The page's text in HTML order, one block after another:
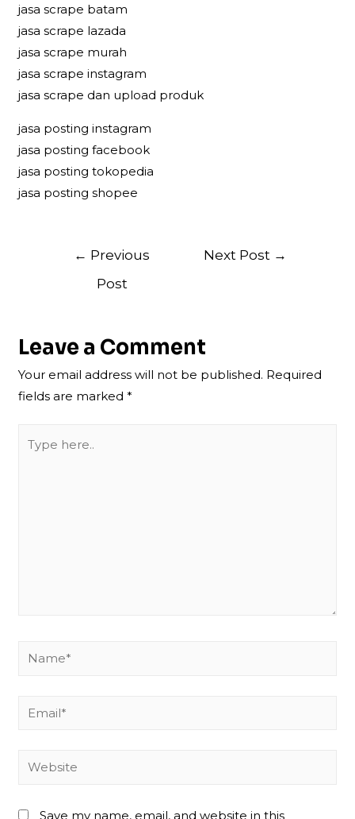
jasa scrape batam
jasa scrape lazada
jasa scrape murah
jasa scrape instagram
jasa scrape dan upload produk
jasa posting instagram
jasa posting facebook
jasa posting tokopedia
jasa posting shopee
Post
navigation
← Previous
Post
Next Post →
Leave a Comment
Your email address will not be published. Required
fields are marked*
here..
Name*
Email*
Website
Save my name, email, and website in this